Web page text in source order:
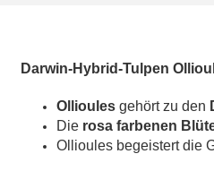
Darwin-Hybrid-Tulpen
Ollioules gehört zu den
Die rosa farbenen
Ollioules begeistert die